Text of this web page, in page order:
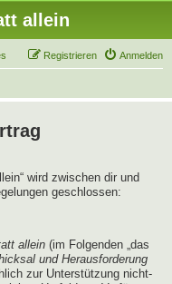
allein
Anmelden
Registrieren
wird zwischen dir und
geschlossen:
allein (im Folgenden „das
und Herausforderung
zur Unterstützung nicht-